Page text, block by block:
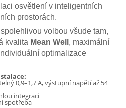
osvětlení v inteligentních
prostorách.
volbou všude tam,
kvalita Mean Well , maximální
optimalizace
0,9–1,7 A, výstupní napětí až 54
integraci
spotřeba